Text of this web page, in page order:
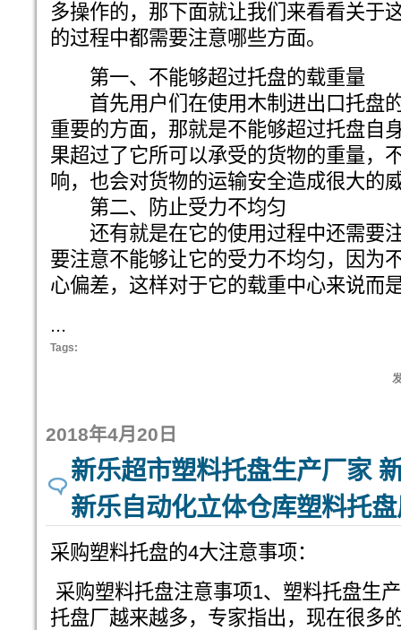
多操作的，那下面就让我们来看看关于
的过程中都需要注意哪些方面。
第一、不能够超过托盘的载重量
首先用户们在使用木制进出口托盘
重要的方面，那就是不能够超过托盘自
果超过了它所可以承受的货物的重量，
响，也会对货物的运输安全造成很大的
第二、防止受力不均匀
还有就是在它的使用过程中还需要
要注意不能够让它的受力不均匀，因为
心偏差，这样对于它的载重中心来说而
...
Tags:
2018年4月20日
新乐超市塑料托盘生产厂家
新乐自动化立体仓库塑料托
采购塑料托盘的4大注意事项：
采购塑料托盘注意事项1、塑料托盘生
托盘厂越来越多，专家指出，现在很多